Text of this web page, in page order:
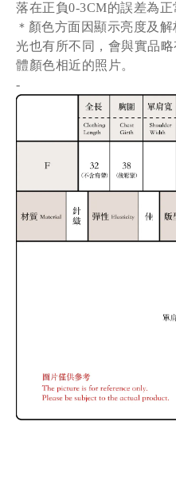
落在正負0-3CM的誤差為正
＊ 顏色方面因顯示亮度及
光也有所不同，會與實品
體顏色相近的照片。
-